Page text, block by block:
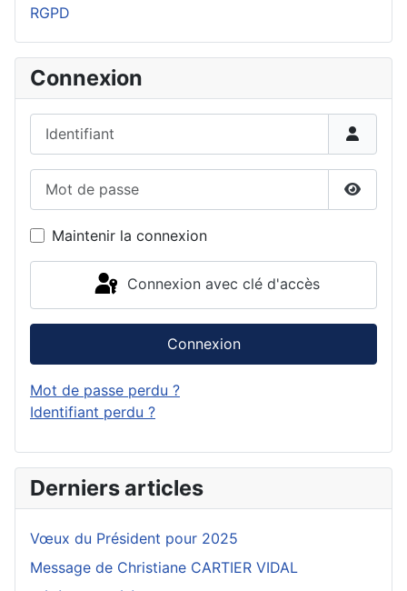
RGPD
Connexion
Maintenir la connexion
Connexion avec clé d'accès
Connexion
Mot de passe perdu ?
Identifiant perdu ?
Derniers articles
Vœux du Président pour 2025
Message de Christiane CARTIER VIDAL